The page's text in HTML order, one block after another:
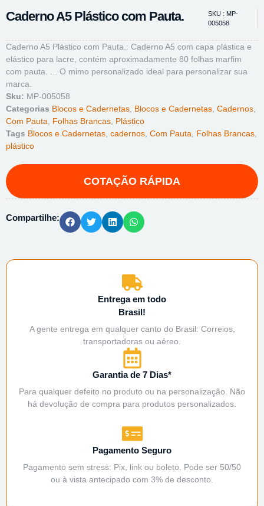
Caderno A5 Plástico com Pauta.
SKU : MP-
005058
Caderno A5 Plástico com Pauta.: Caderno A5 com capa plástica e
elástico para lacre, contém aproximadamente 80 folhas marfim
com pauta. ... O mimo personalizado ideal para personalizar sua
marca.
Sku: MP-005058
Categorias Blocos e Cadernetas Blocos e Cadernetas Cadernos
Com Pauta
Folhas Brancas Plástico
Tags Blocos e Cadernetas cadernos Com Pauta Folhas Brancas
plástico
Compartilhe:
Entrega em todo
Brasil!
A gente entrega em qualquer canto do Brasil: Correios,
transportadoras ou aéreo.
Garantia de 7 Dias*
Para qualquer defeito no produto ou na personalização. Não
há devolução de compra para produtos personalizados.
Pagamento Seguro
Pagamento sem stress: Pix, link ou boleto. Pode ser 50/50
ou à vista antecipado com 3% de desconto.